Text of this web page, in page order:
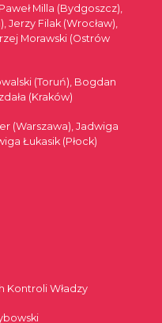
Milla (Bydgoszcz),
Filak (Wrocław),
Morawski (Ostrów
(Toruń), Bogdan
(Kraków)
(Warszawa), Jadwiga
Łukasik (Płock)
Kontroli Władzy